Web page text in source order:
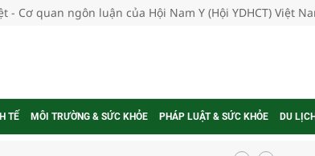
- Cơ quan ngôn luận của Hội Nam Y (Hội YDHCT) Việt
TẾ MÔI TRƯỜNG & SỨC KHỎE PHÁP LUẬT & SỨC KHỎE DU